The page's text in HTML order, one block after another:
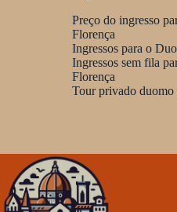
Preço do ingresso
Florença
Ingressos para o
Ingressos sem fila
Florença
Tour privado duomo